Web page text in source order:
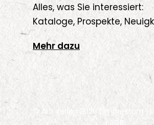
Alles, was Sie interessiert:
Kataloge, Prospekte,
Mehr dazu
© ALS Verlag 2026 | Impressum
AGB